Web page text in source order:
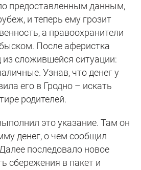
предоставленным данным,
и теперь ему грозит
а правоохранители
После аферистка
сложившейся ситуации:
Узнав, что денег у
его в Гродно – искать
родителей.
это указание. Там он
денег, о чем сообщил
последовало новое
сбережения в пакет и